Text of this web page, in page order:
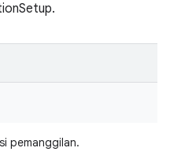
pemanggilan.